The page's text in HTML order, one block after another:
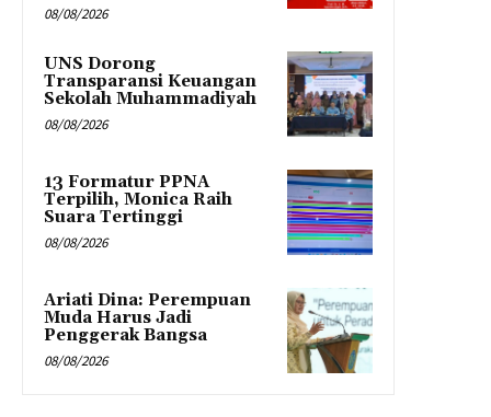
08/08/2026
UNS Dorong
Transparansi Keuangan
Sekolah Muhammadiyah
08/08/2026
13 Formatur PPNA
Terpilih, Monica Raih
Suara Tertinggi
08/08/2026
Ariati Dina: Perempuan
Muda Harus Jadi
Penggerak Bangsa
08/08/2026